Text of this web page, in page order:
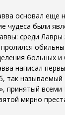
основал еще
чудеса были
среди Лавры
больных и
написал
так называемый
принятый всеми
мирно